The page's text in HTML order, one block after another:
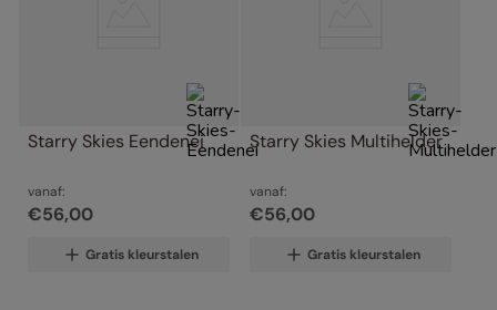
Starry Skies Eendenei
vanaf:
€56,00
Gratis kleurstalen
Starry Skies Multihelder
vanaf:
€56,00
Gratis kleurstalen